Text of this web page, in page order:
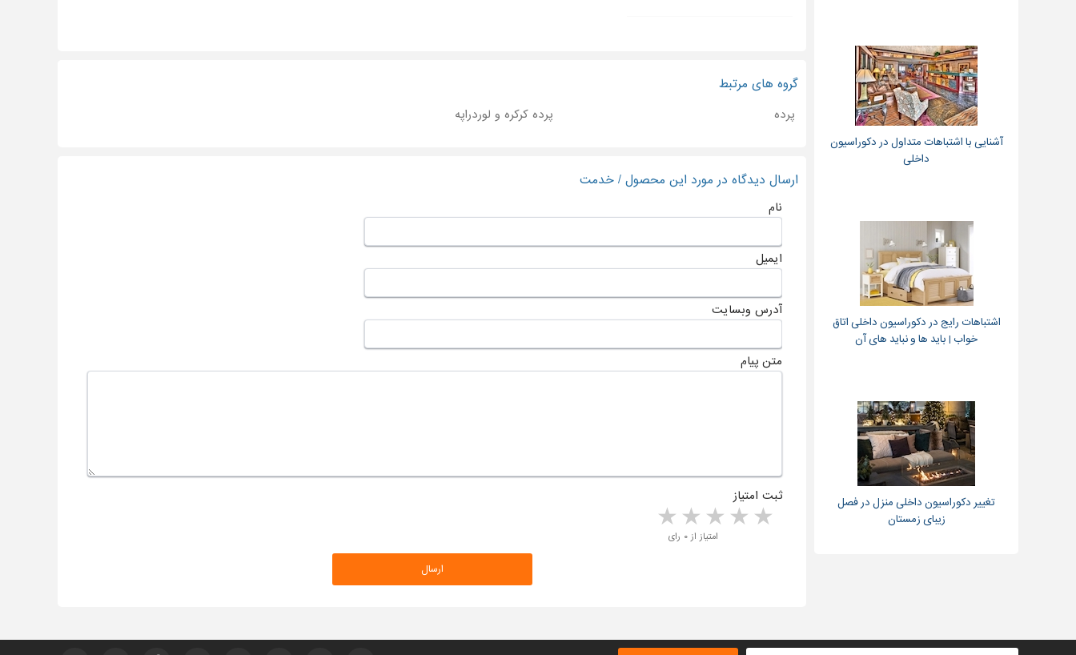
گروه های مرتبط
پرده پرده کرکره و لوردراپه
ارسال دیدگاه در مورد این محصول / خدمت
نام
ایمیل
آدرس وبسایت
متن پیام
ثبت امتیاز
4 stars 3 stars 2 stars 1 star امتیاز از ۰ رای
آشنایی با اشتباهات متداول در دکوراسیون
داخلی
اشتباهات رایج در دکوراسیون داخلی اتاق
خواب | باید ها و نباید های آن
تغییر دکوراسیون داخلی منزل در فصل
زیبای زمستان